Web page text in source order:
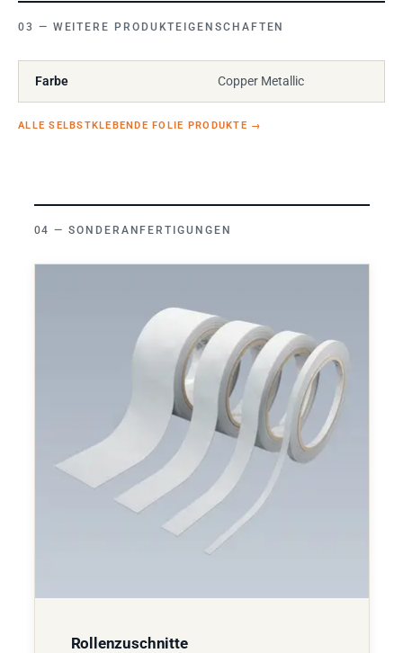
WEITERE PRODUKTEIGENSCHAFTEN
Farbe Copper Metallic
ALLE SELBSTKLEBENDE FOLIE PRODUKTE →
SONDERANFERTIGUNGEN
Rollenzuschnitte